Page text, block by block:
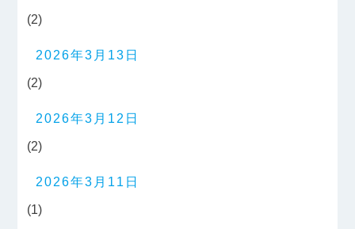
(2)
2026年3月13日
(2)
2026年3月12日
(2)
2026年3月11日
(1)